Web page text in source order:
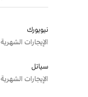
نيويورك
الإيجارات الشهرية
سياتل
الإيجارات الشهرية